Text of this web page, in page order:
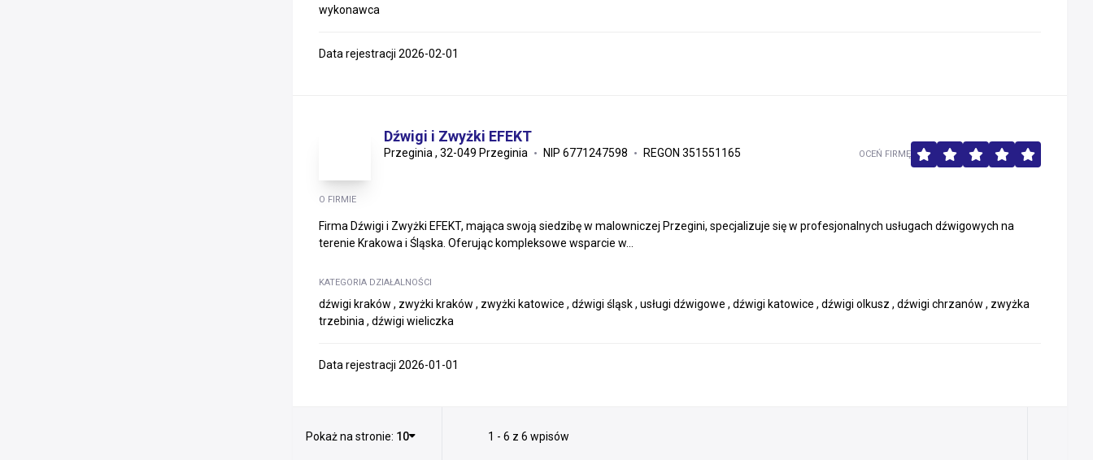
wykonawca
Data rejestracji 2026-02-01
Dźwigi i Zwyżki EFEKT
Przeginia , 32-049 Przeginia NIP 6771247598 REGON 351551165
O FIRMIE
Firma Dźwigi i Zwyżki EFEKT, mająca swoją siedzibę w malowniczej Przegini, specjalizuje się w profesjonalnych usługach dźwigowych na
terenie Krakowa i Śląska. Oferując kompleksowe wsparcie w...
KATEGORIA DZIAŁALNOŚCI
dźwigi kraków , zwyżki kraków , zwyżki katowice , dźwigi śląsk , usługi dźwigowe , dźwigi katowice , dźwigi olkusz , dźwigi chrzanów , zwyżka
trzebinia , dźwigi wieliczka
OCEŃ FIRMĘ
Data rejestracji 2026-01-01
Pokaż na stronie: 10 1 - 6 z 6 wpisów